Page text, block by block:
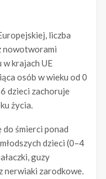
liczba
nowotworami
krajach UE
osób w wieku od 0
dzieci zachoruje
życia.
do śmierci ponad
dzieci (0–4
guzy
nerwiaki zarodkowe.